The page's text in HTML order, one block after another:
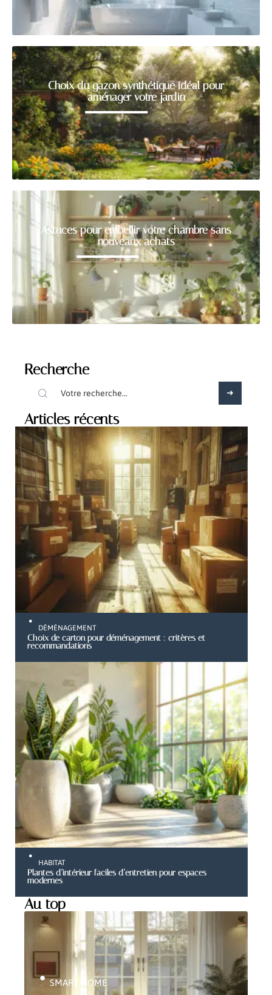
Choix du gazon synthétique idéal pour
aménager votre jardin
Astuces pour embellir votre chambre sans
nouveaux achats
Recherche
Articles récents
DÉMÉNAGEMENT
Choix de carton pour déménagement : critères et
recommandations
HABITAT
Plantes d’intérieur faciles d’entretien pour espaces
modernes
Au top
SMART HOME